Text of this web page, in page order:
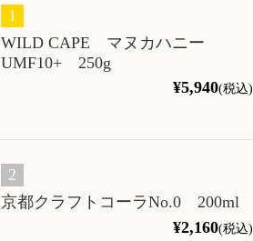
WILD CAPE マヌカハニー
UMF10+ 250g
¥5,940(税込)
京都クラフトコーラNo.0 200ml
¥2,160(税込)